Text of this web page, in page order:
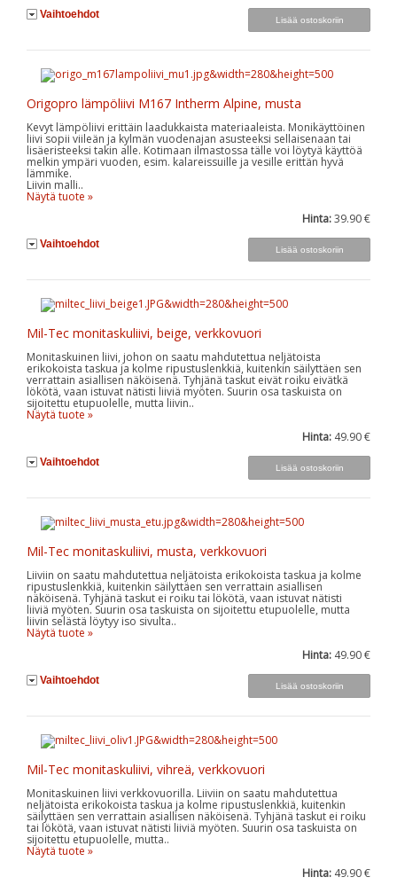
Vaihtoehdot
Origopro lämpöliivi M167 Intherm Alpine, musta
Kevyt lämpöliivi erittäin laadukkaista materiaaleista. Monikäyttöinen
liivi sopii viileän ja kylmän vuodenajan asusteeksi sellaisenaan tai
lisäeristeeksi takin alle. Kotimaan ilmastossa tälle voi löytyä käyttöä
melkin ympäri vuoden, esim. kalareissuille ja vesille erittän hyvä
lämmike.
Liivin malli..
Näytä tuote »
Hinta:39.90 €
Vaihtoehdot
Mil-Tec monitaskuliivi, beige, verkkovuori
Monitaskuinen liivi, johon on saatu mahdutettua neljätoista
erikokoista taskua ja kolme ripustuslenkkiä, kuitenkin säilyttäen sen
verrattain asiallisen näköisenä. Tyhjänä taskut eivät roiku eivätkä
lökötä, vaan istuvat nätisti liiviä myöten. Suurin osa taskuista on
sijoitettu etupuolelle, mutta liivin..
Näytä tuote »
Hinta: 49.90 €
Vaihtoehdot
Mil-Tec monitaskuliivi, musta, verkkovuori
Liiviin on saatu mahdutettua neljätoista erikokoista taskua ja kolme
ripustuslenkkiä, kuitenkin säilyttäen sen verrattain asiallisen
näköisenä. Tyhjänä taskut ei roiku tai lökötä, vaan istuvat nätisti
liiviä myöten. Suurin osa taskuista on sijoitettu etupuolelle, mutta
liivin selästä löytyy iso sivulta..
Näytä tuote »
Hinta: 49.90 €
Vaihtoehdot
Mil-Tec monitaskuliivi, vihreä, verkkovuori
Monitaskuinen liivi verkkovuorilla. Liiviin on saatu mahdutettua
neljätoista erikokoista taskua ja kolme ripustuslenkkiä, kuitenkin
säilyttäen sen verrattain asiallisen näköisenä. Tyhjänä taskut ei roiku
tai lökötä, vaan istuvat nätisti liiviä myöten. Suurin osa taskuista on
sijoitettu etupuolelle, mutta..
Näytä tuote »
Hinta: 49.90 €